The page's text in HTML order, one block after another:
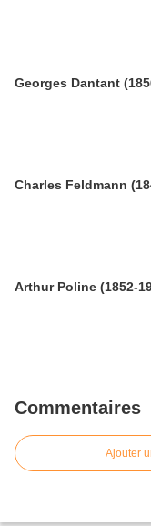
Georges Dantant
Charles Feldmann
Arthur Poline (1852-
Commentaires
Ajouter